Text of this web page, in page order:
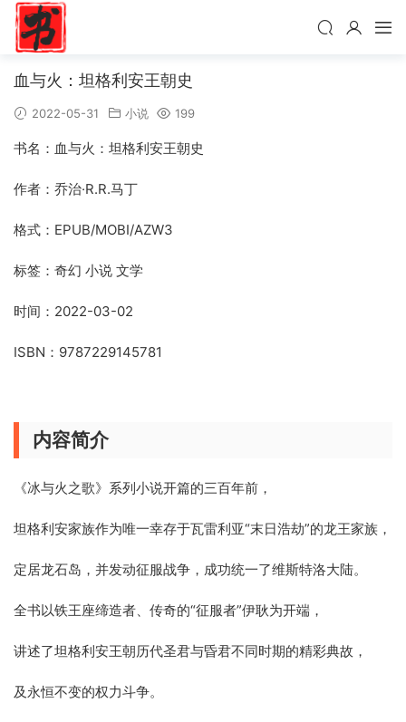
血与火：坦格利安王朝史
2022-05-31 小说 199
书名：血与火：坦格利安王朝史
作者：乔治·R.R.马丁
格式：EPUB/MOBI/AZW3
标签：奇幻 小说 文学
时间：2022-03-02
ISBN：9787229145781
内容简介
《冰与火之歌》系列小说开篇的三百年前，
坦格利安家族作为唯一幸存于瓦雷利亚“末日浩劫”的龙王家族，
定居龙石岛，并发动征服战争，成功统一了维斯特洛大陆。
全书以铁王座缔造者、传奇的“征服者”伊耿为开端，
讲述了坦格利安王朝历代圣君与昏君不同时期的精彩典故，
及永恒不变的权力斗争。